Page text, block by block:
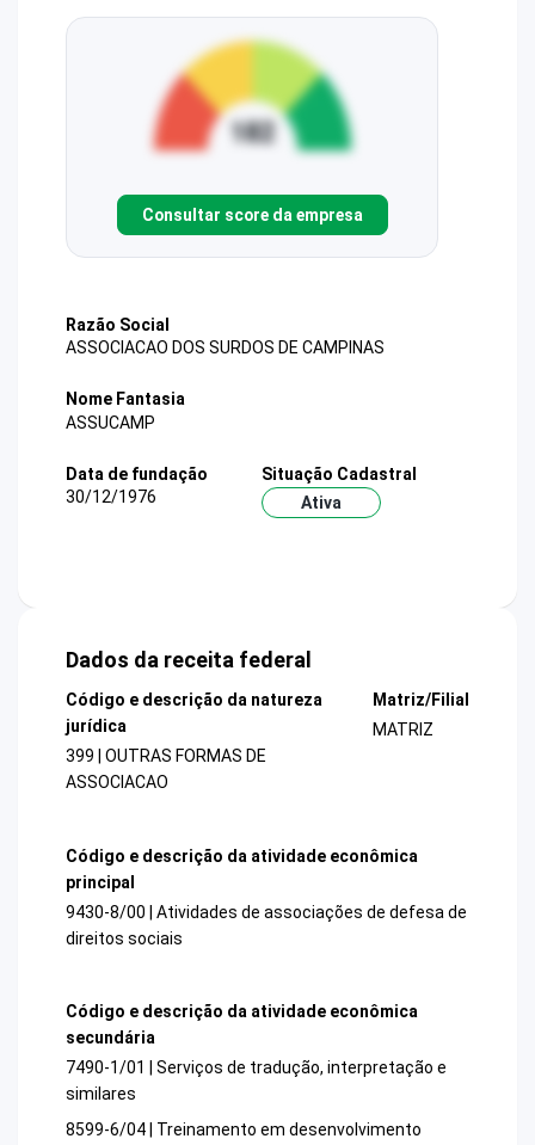
Consultar score da empresa
Razão Social
ASSOCIACAO DOS SURDOS DE CAMPINAS
Nome Fantasia
ASSUCAMP
Data de fundação
30/12/1976
Situação Cadastral
Ativa
Dados da receita federal
Código e descrição da natureza
jurídica
399 | OUTRAS FORMAS DE
ASSOCIACAO
Matriz/Filial
MATRIZ
Código e descrição da atividade econômica
principal
9430-8/00 | Atividades de associações de defesa de
direitos sociais
Código e descrição da atividade econômica
secundária
7490-1/01 | Serviços de tradução, interpretação e
similares
8599-6/04 | Treinamento em desenvolvimento